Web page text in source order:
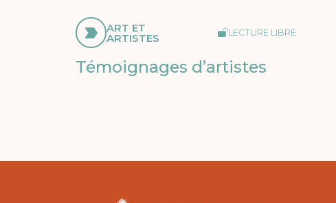
ART ET
ARTISTES LECTURE LIBRE
Témoignages d’artistes